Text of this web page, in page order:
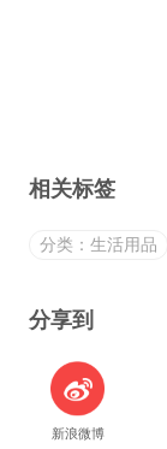
相关标签
分类：生活用品
分享到
新浪微博